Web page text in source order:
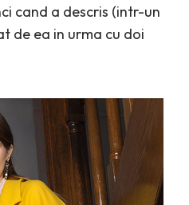
cand a descris (intr-un
de ea in urma cu doi